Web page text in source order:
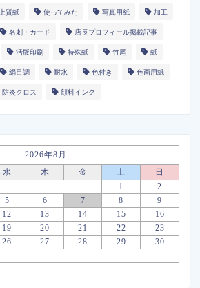
上質紙 使ってみた 写真用紙 加工
名刺・カード 店長プロフィール掲載記事
活版印刷 特殊紙 竹尾 紙
絹目調 耐水 色付き 色画用紙
防炎クロス 顔料インク
2026年8月
水 木 金 土
日
1
2
5 6 7 8
9
12 13 14 15
16
19 20 21 22
23
26 27 28 29
30